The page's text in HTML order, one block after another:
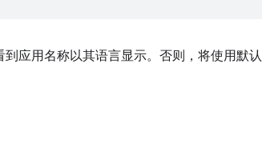
应用名称以其语言显示。否则，将使用默认